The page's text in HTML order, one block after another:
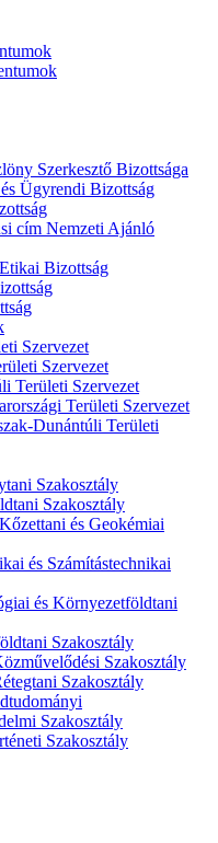
Szerkesztő Bizottsága
Ügyrendi Bizottság
cím Nemzeti Ajánló
Bizottság
Szervezet
Szervezet
Területi Szervezet
Területi Szervezet
Dunántúli Területi
Szakosztály
Szakosztály
és Geokémiai
és Számítástechnikai
és Környezetföldtani
Szakosztály
Szakosztály
Szakosztály
Szakosztály
Szakosztály